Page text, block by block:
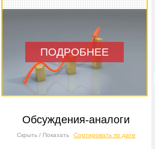
ПОДРОБНЕЕ
Обсуждения-аналоги
Скрыть / Показать Сортировать по дате